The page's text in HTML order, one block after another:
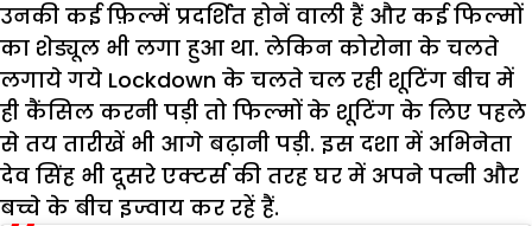
उनकी कई फ़िल्में प्रदर्शित होनें वाली हैं और कई फिल्मों
का शेड्यूल भी लगा हुआ था. लेकिन कोरोना के चलते
लगाये गये Lockdown के चलते चल रही शूटिंग बीच में
ही कैंसिल करनी पड़ी तो फिल्मों के शूटिंग के लिए पहले
से तय तारीखें भी आगे बढ़ानी पड़ी. इस दशा में अभिनेता
देव सिंह भी दूसरे एक्टर्स की तरह घर में अपने पत्नी और
बच्चे के बीच इज्वाय कर रहें हैं.